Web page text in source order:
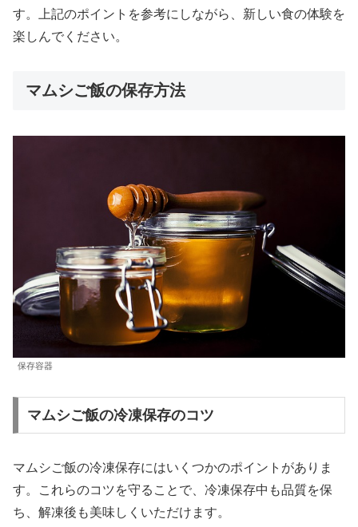
す。上記のポイントを参考にしながら、新しい食の体験を
楽しんでください。
マムシご飯の保存方法
保存容器
マムシご飯の冷凍保存のコツ
マムシご飯の冷凍保存にはいくつかのポイントがありま
す。これらのコツを守ることで、冷凍保存中も品質を保
ち、解凍後も美味しくいただけます。